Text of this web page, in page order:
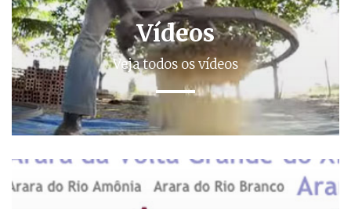
Vídeos
Veja todos os vídeos